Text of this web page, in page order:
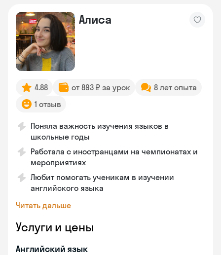
Алиса
4.88 от 893 ₽ за урок
8 лет опыта
1 отзыв
Поняла важность изучения языков в
школьные годы
Работала с иностранцами на чемпионатах и
мероприятиях
Любит помогать ученикам в изучении
английского языка
Читать дальше
Услуги и цены
Английский язык